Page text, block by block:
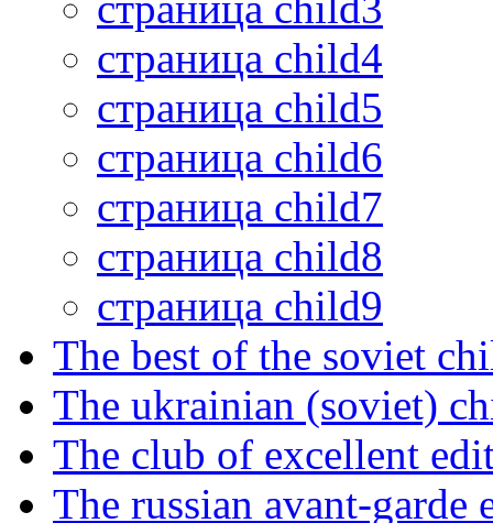
страница child4
страница child5
страница child6
страница child7
страница child8
страница child9
The best of the soviet
The ukrainian (soviet)
The club of excellent
The russian avant-garde